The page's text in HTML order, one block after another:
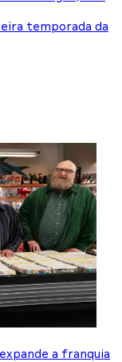
temporada da
a franquia